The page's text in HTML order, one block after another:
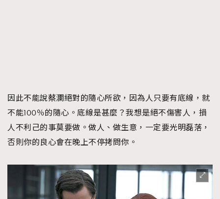
因此不能說蔡瀾絕對的隨心所欲，因為人只要有底線，就
不能100％的隨心。底線是甚麼？我想是絕不傷害人，損
人不利己的事莫要做。做人、做生意，一定要光明磊落，
否則你的良心會在晚上不停拷問你。